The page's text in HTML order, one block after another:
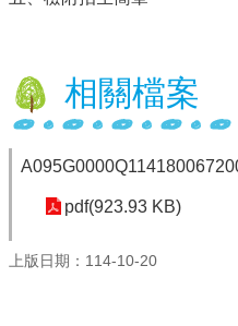
程
校
務
化
相
關
相關檔案
pdf(923.93 KB)
上版日期：114-10-20